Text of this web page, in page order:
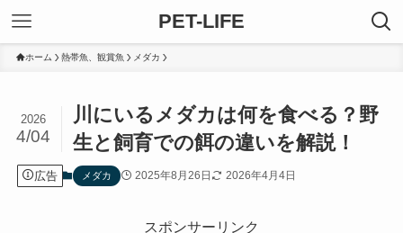
PET-LIFE
ホーム 熱帯魚、観賞魚 メダカ
川にいるメダカは何を食べる？野
生と飼育での餌の違いを解説！
2026
4/04
広告 メダカ 2025年8月26日 2026年4月4日
スポンサーリンク